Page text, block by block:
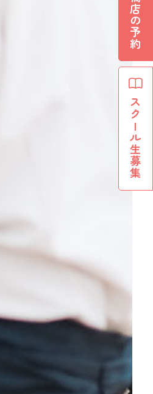
船橋店の予約
スクール生募集